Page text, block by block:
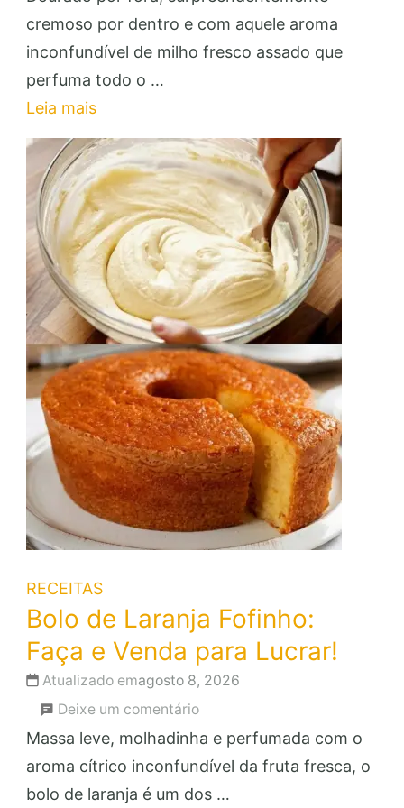
de
Milho
Faça
e
Venda
para
Renda
Extra!
cremoso por dentro e com aquele aroma
inconfundível de milho fresco assado que
perfuma todo o …
Leia mais
RECEITAS
Bolo de Laranja Fofinho:
Faça e Venda para Lucrar!
Atualizado emagosto 8, 2026
Deixe um comentárioem
Bolo
de
Laranja
Massa leve, molhadinha e perfumada com o
aroma cítrico inconfundível da fruta fresca, o
bolo de laranja é um dos …